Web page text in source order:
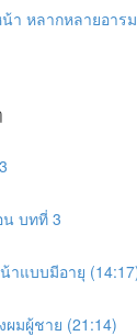
า หลากหลายอาร
น บทที่ 3
าแบบมีอายุ
มผู้ชาย (21:14)